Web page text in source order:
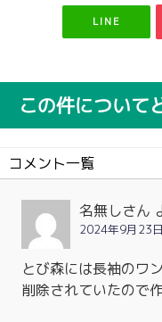
LINE
この件について
コメント一覧
名無しさん
2024年9月23
とび森には長袖のワ
削除されていたので